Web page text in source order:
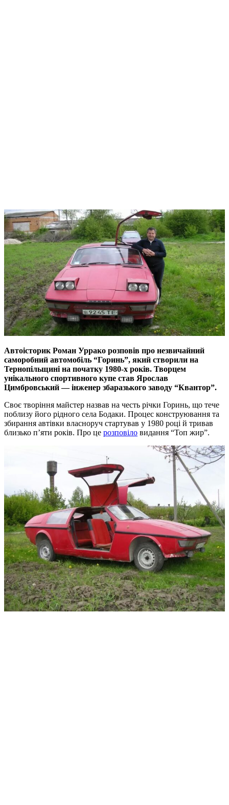
Автоісторик Роман Уррако розповів про незвичайний
саморобний автомобіль “Горинь”, який створили на
Тернопільщині на початку 1980-х років. Творцем
унікального спортивного купе став Ярослав
Цимбровський — інженер збаразького заводу “Квантор”.
Своє творіння майстер назвав на честь річки Горинь, що тече
поблизу його рідного села Бодаки. Процес конструювання та
збирання автівки власноруч стартував у 1980 році й тривав
близько п’яти років. Про це розповіло видання “Топ жир”.